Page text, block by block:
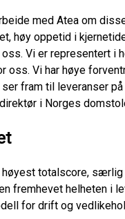
med Atea om
høy oppetid i
Vi er representert i
oss. Vi har høye
fram til leveranser
i Norges
totalscore,
fremhevet helheten i
for drift og